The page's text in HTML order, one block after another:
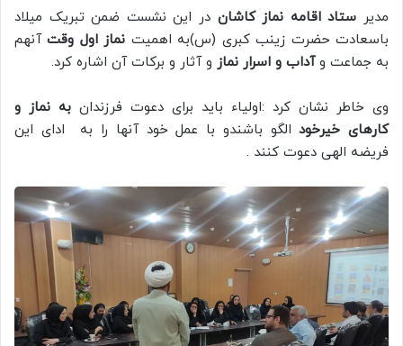
مدیر ستاد اقامه نماز کاشان در این نشست ضمن تبریک میلاد
باسعادت حضرت زینب کبری (س)به اهمیت نماز اول وقتآنهم
به جماعت وآداب و اسرار نماز و آثار و برکات آن اشاره کرد.
وی خاطر نشان کرد :اولیاء باید برای دعوت فرزندان به نماز و
کارهای خیرخودالگو باشندو با عمل خود آنها را به ادای این
فریضه الهی دعوت کنند .